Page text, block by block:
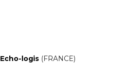
Echo-logis (FRANCE)